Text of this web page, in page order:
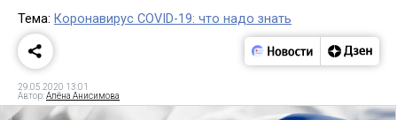
Тема: Коронавирус COVID-19: что надо знать
29.05.2020 13:01
Автор:Алёна Анисимова